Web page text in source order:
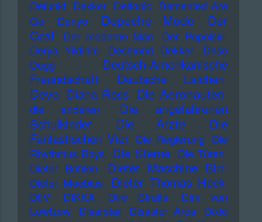
Defunkt Dekker Delfonic Demented Are
Go
Denyo Depeche Mode
Der
Graf
Der moderne Man
Der Popolski
Derya Yildirim
Desmond Dekker
Deso
Dogg
Deutsch-Amerikanische
Freundschaft
Deutsche Laichen
Devo Diana Ross Die Aeronauten
die anderen
Die angefahrenen
Schulkinder
Die Ärzte
Die
Fantastischen Vier Die Regierung Die
Rhythmus Boys Die Sterne Die Türen
Dieter Bohlen
Dieter Maschine Birr
Dieter Moebius Dieter Thomas Heck
DiIV DIKKA Dire Straits
Dirk von
Lowtzow
Disarstar Disaster Area
Dixie